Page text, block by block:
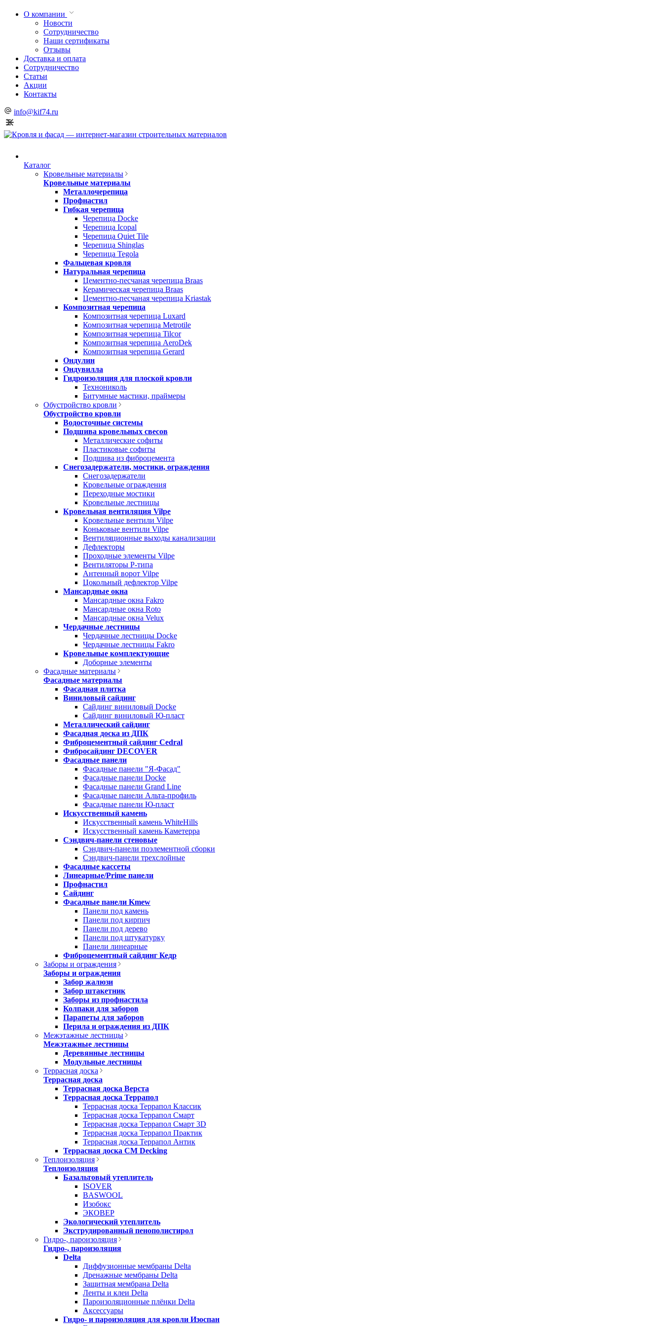
О компании
Новости
Сотрудничество
Наши сертификаты
Отзывы
Доставка и оплата
Сотрудничество
Статьи
Акции
Контакты
info@kif74.ru
Каталог
Кровельные материалы
Кровельные материалы
Металлочерепица
Профнастил
Гибкая черепица
Черепица Docke
Черепица Icopal
Черепица Quiet Tile
Черепица Shinglas
Черепица Tegola
Фальцевая кровля
Натуральная черепица
Цементно-песчаная черепица Braas
Керамическая черепица Braas
Цементно-песчаная черепица Kriastak
Композитная черепица
Композитная черепица Luxard
Композитная черепица Metrotile
Композитная черепица Tilcor
Композитная черепица AeroDek
Композитная черепица Gerard
Ондулин
Ондувилла
Гидроизоляция для плоской кровли
Технониколь
Битумные мастики, праймеры
Обустройство кровли
Обустройство кровли
Водосточные системы
Подшива кровельных свесов
Металлические софиты
Пластиковые софиты
Подшива из фиброцемента
Снегозадержатели, мостики, ограждения
Снегозадержатели
Кровельные ограждения
Переходные мостики
Кровельные лестницы
Кровельная вентиляция Vilpe
Кровельные вентили Vilpe
Коньковые вентили Vilpe
Вентиляционные выходы канализации
Дефлекторы
Проходные элементы Vilpe
Вентиляторы P-типа
Антенный ворот Vilpe
Цокольный дефлектор Vilpe
Мансардные окна
Мансардные окна Fakro
Мансардные окна Roto
Мансардные окна Velux
Чердачные лестницы
Чердачные лестницы Docke
Чердачные лестницы Fakro
Кровельные комплектующие
Доборные элементы
Фасадные материалы
Фасадные материалы
Фасадная плитка
Виниловый сайдинг
Сайдинг виниловый Docke
Сайдинг виниловый Ю-пласт
Металлический сайдинг
Фасадная доска из ДПК
Фиброцементный сайдинг Cedral
Фибросайдинг DECOVER
Фасадные панели
Фасадные панели "Я-Фасад"
Фасадные панели Docke
Фасадные панели Grand Line
Фасадные панели Альта-профиль
Фасадные панели Ю-пласт
Искусственный камень
Искусственный камень WhiteHills
Искусственный камень Каметерра
Сэндвич-панели стеновые
Сэндвич-панели поэлементной сборки
Сэндвич-панели трехслойные
Фасадные кассеты
Линеарные/Prime панели
Профнастил
Сайдинг
Фасадные панели Kmew
Панели под камень
Панели под кирпич
Панели под дерево
Панели под штукатурку
Панели линеарные
Фиброцементный сайдинг Кедр
Заборы и ограждения
Заборы и ограждения
Забор жалюзи
Забор штакетник
Заборы из профнастила
Колпаки для заборов
Парапеты для заборов
Перила и ограждения из ДПК
Межэтажные лестницы
Межэтажные лестницы
Деревянные лестницы
Модульные лестницы
Террасная доска
Террасная доска
Террасная доска Верста
Террасная доска Террапол
Террасная доска Террапол Классик
Террасная доска Террапол Смарт
Террасная доска Террапол Смарт 3D
Террасная доска Террапол Практик
Террасная доска Террапол Антик
Террасная доска CM Decking
Теплоизоляция
Теплоизоляция
Базальтовый утеплитель
ISOVER
BASWOOL
Изобокс
ЭКОВЕР
Экологический утеплитель
Экструдированный пенополистирол
Гидро-, пароизоляция
Гидро-, пароизоляция
Delta
Диффузионные мембраны Delta
Дренажные мембраны Delta
Защитная мембрана Delta
Ленты и клеи Delta
Пароизоляционные плёнки Delta
Аксессуары
Гидро- и пароизоляция для кровли Изоспан